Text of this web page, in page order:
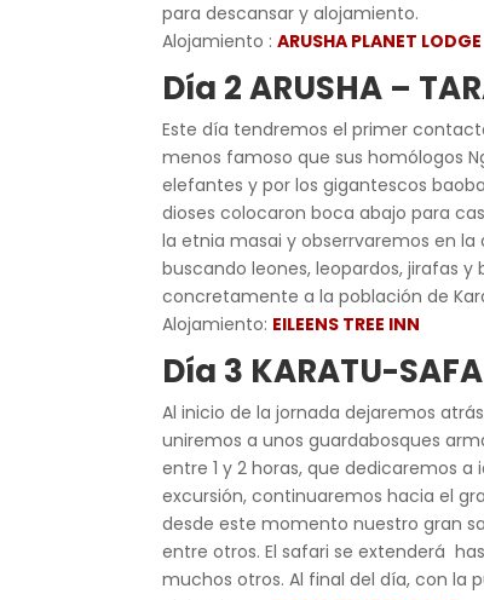
para descansar y alojamiento.
Alojamiento :ARUSHA PLANET LODGE
Día 2 ARUSHA –
Este día tendremos el primer
menos famoso que sus homólogos
elefantes y por los gigantescos
dioses colocaron boca abajo para
la etnia masai y obserrvaremos en
buscando leones, leopardos, jirafas
concretamente a la población de
Alojamiento: EILEENS TREE INN
Día 3 KARATU-
Al inicio de la jornada dejaremos
uniremos a unos guardabosques
entre 1 y 2 horas, que dedicaremos
excursión, continuaremos hacia el
desde este momento nuestro gran
entre otros. El safari se extenderá
muchos otros. Al final del día, con la